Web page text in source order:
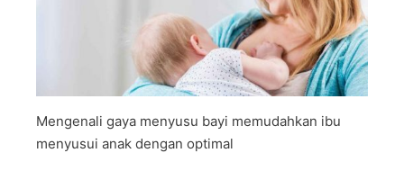
Mengenali gaya menyusu bayi memudahkan ibu
menyusui anak dengan optimal